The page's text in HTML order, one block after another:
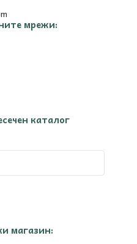
мрежи:
каталог
магазин: